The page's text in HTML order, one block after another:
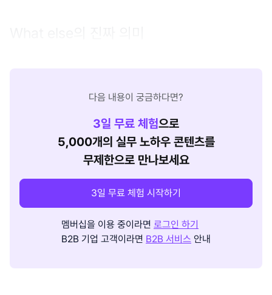
다음 내용이 궁금하다면?
3일 무료 체험으로
5,000개의 실무 노하우 콘텐츠를
무제한으로 만나보세요
3일 무료 체험 시작하기
멤버십을 이용 중이라면 로그인 하기
B2B 기업 고객이라면 B2B 서비스 안내